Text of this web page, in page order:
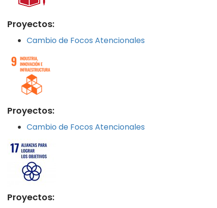
Proyectos:
Cambio de Focos Atencionales
Proyectos:
Cambio de Focos Atencionales
Proyectos: